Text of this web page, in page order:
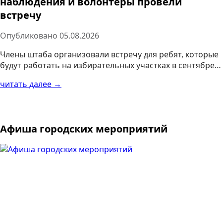
встречу
Опубликовано 05.08.2026
Члены штаба организовали встречу для ребят, которые
будут работать на избирательных участках в сентябре…
читать далее →
Афиша городских мероприятий